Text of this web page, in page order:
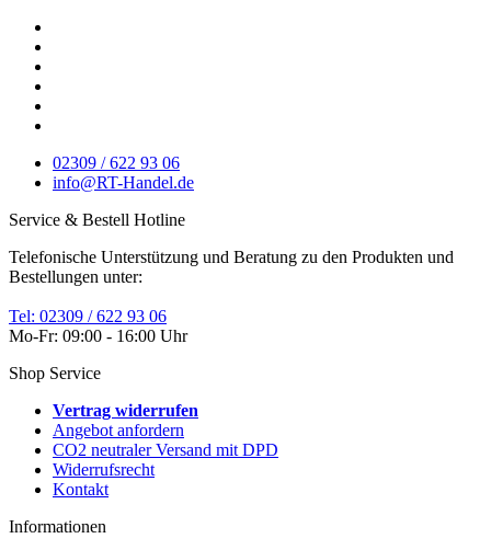
02309 / 622 93 06
info@RT-Handel.de
Service & Bestell Hotline
Telefonische Unterstützung und Beratung zu den Produkten und
Bestellungen unter:
Tel: 02309 / 622 93 06
Mo-Fr: 09:00 - 16:00 Uhr
Shop Service
Vertrag widerrufen
Angebot anfordern
CO2 neutraler Versand mit DPD
Widerrufsrecht
Kontakt
Informationen